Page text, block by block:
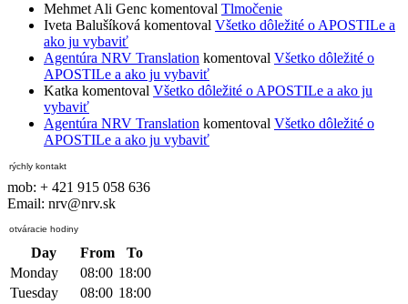
Mehmet Ali Genc komentoval Tlmočenie
Iveta Balušíková komentoval Všetko dôležité o APOSTILe a
ako ju vybaviť
Agentúra NRV Translation komentoval Všetko dôležité o
APOSTILe a ako ju vybaviť
Katka komentoval Všetko dôležité o APOSTILe a ako ju
vybaviť
Agentúra NRV Translation komentoval Všetko dôležité o
APOSTILe a ako ju vybaviť
rýchly kontakt
mob: + 421 915 058 636
Email: nrv@nrv.sk
otváracie hodiny
Day From
To
Monday
08:00 18:00
Tuesday
08:00 18:00